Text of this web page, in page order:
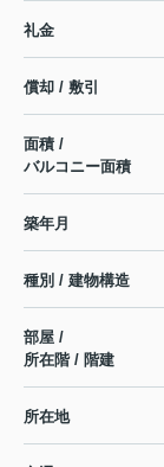
礼金
償却 / 敷引
面積 /
バルコニー面積
築年月
種別 / 建物構造
部屋 /
所在階 / 階建
所在地